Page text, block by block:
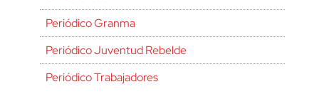
Periódico Granma
Periódico Juventud Rebelde
Periódico Trabajadores